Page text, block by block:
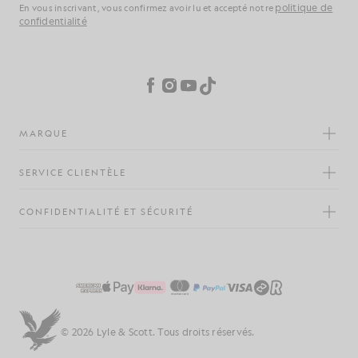
En vous inscrivant, vous confirmez avoir lu et accepté notre politique de
confidentialité
Facebook
Instagram
YouTube
TikTok
MARQUE
SERVICE CLIENTÈLE
CONFIDENTIALITÉ ET SÉCURITÉ
© 2026 Lyle & Scott. Tous droits réservés.